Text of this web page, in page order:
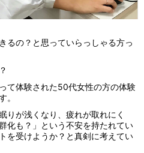
るの？と思っていらっしゃる方っ
て体験された50代女性の方の体験
。
りが浅くなり、疲れが取れにく
化も？」という不安を持たれてい
を受けようか？と真剣に考えてい